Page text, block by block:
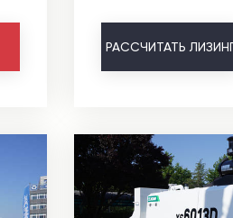
РАССЧИТАТЬ